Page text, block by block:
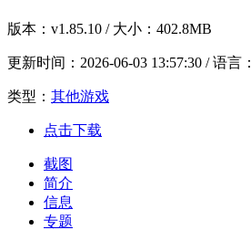
版本： v1.85.10 / 大小：402.8MB
更新时间： 2026-06-03 13:57:30 / 语言
类型： 其他游戏
点击下载
截图
简介
信息
专题